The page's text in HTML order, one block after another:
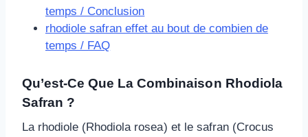
temps / Conclusion
rhodiole safran effet au bout de combien de
temps / FAQ
Qu’est-Ce Que La Combinaison Rhodiola
Safran ?
La rhodiole (Rhodiola rosea) et le safran (Crocus